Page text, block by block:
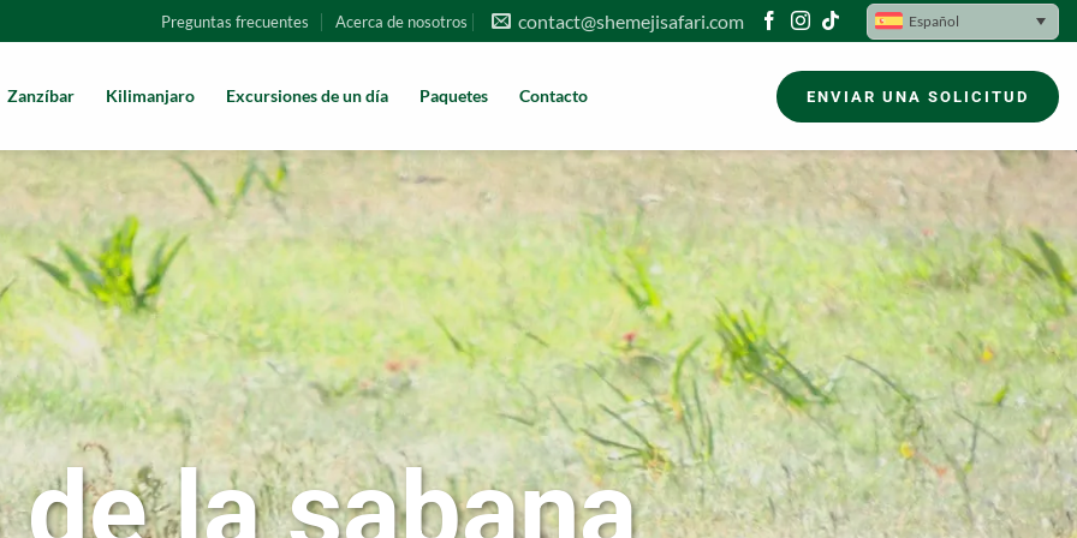
Preguntas frecuentes Acerca de nosotros contact@shemejisafari.com Español
Zanzíbar Kilimanjaro Excursiones de un día Paquetes Contacto ENVIAR UNA SOLICITUD
la sabana